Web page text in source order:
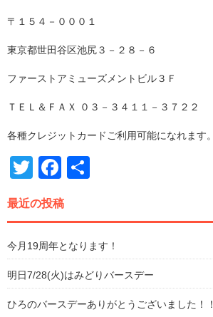
〒１５４－０００１
東京都世田谷区池尻３－２８－６
ファーストアミューズメントビル３Ｆ
ＴＥＬ＆ＦＡＸ ０３－３４１１－３７２２
各種クレジットカードご利用可能になれます。
TwitterFacebook
最近の投稿
今月19周年となります！
明日7/28(火)はみどりバースデー
ひろのバースデーありがとうございました！！